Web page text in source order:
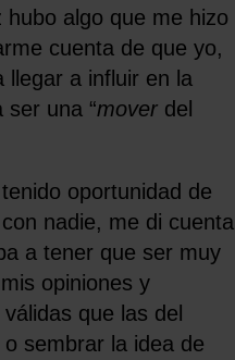
hubo algo que me hizo
cuenta de que yo,
llegar a influir en la
ser una “mover del
oportunidad de
nadie, me di cuenta
a tener que ser muy
opiniones y
que las del
sembrar la idea de